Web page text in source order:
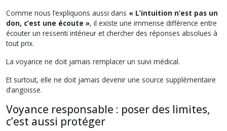
Comme nous l’expliquons aussi dans « L’intuition n’est pas un
don, c’est une écoute », il existe une immense différence entre
écouter un ressenti intérieur et chercher des réponses absolues à
tout prix.
La voyance ne doit jamais remplacer un suivi médical.
Et surtout, elle ne doit jamais devenir une source supplémentaire
d’angoisse.
Voyance responsable : poser des limites,
c’est aussi protéger